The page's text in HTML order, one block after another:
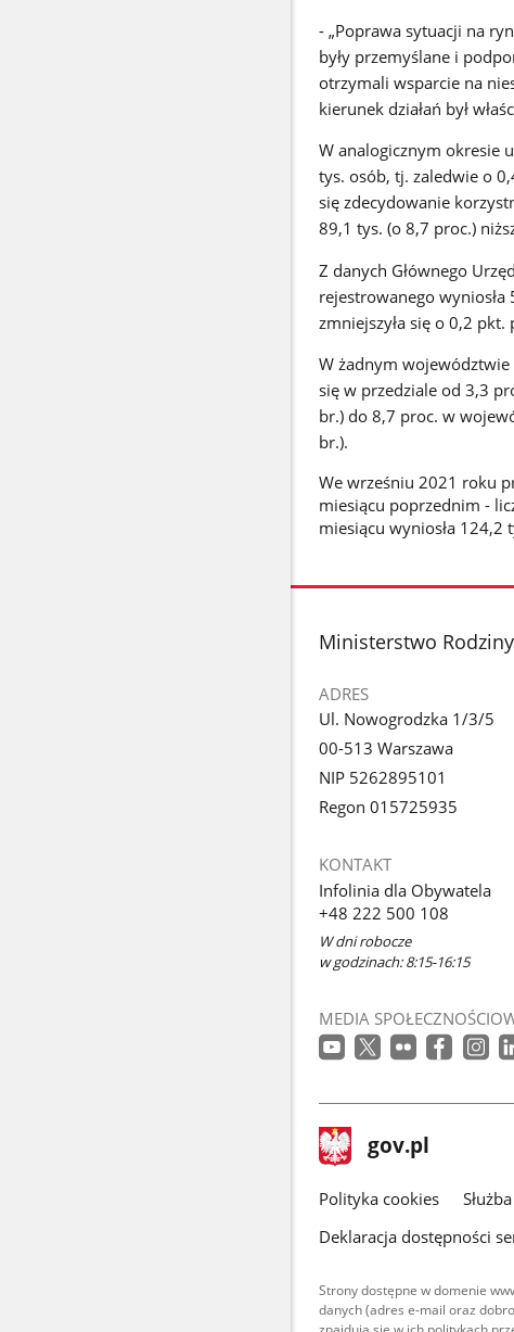
- „Poprawa sytuacji na
były przemyślane i
otrzymali wsparcie na
kierunek działań był
W analogicznym okresie
tys. osób, tj. zaledwie o
się zdecydowanie
89,1 tys. (o 8,7 proc.)
Z danych Głównego
rejestrowanego
zmniejszyła się o 0,2
W żadnym województwie
się w przedziale od 3,3
br.) do 8,7 proc. w
br.).
We wrześniu 2021 roku
miesiącu poprzednim -
miesiącu wyniosła 124,2
stopka
Ministerstwo
ADRES
Ul. Nowogrodzka 1/3/5
00-513 Warszawa
NIP 5262895101
Regon 015725935
KONTAKT
Infolinia dla Obywatela
+48 222 500 108
W dni robocze
w godzinach: 8:15-16:15
MEDIA
stopka
gov.pl Strona
gov.pl
gov.pl
Polityka cookies
Deklaracja dostępności
Strony dostępne w domenie
danych (adres e-mail oraz